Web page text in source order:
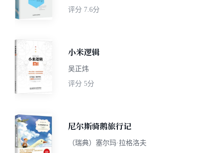
评分 7.6分
小米逻辑
吴正炜
评分 5分
尼尔斯骑鹅旅行记
（瑞典）塞尔玛·拉格洛夫